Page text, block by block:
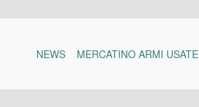
NEWS MERCATINO ARMI USATE